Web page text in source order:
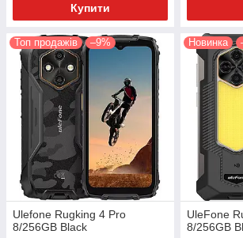
Купити
Топ продажів –9%
Ulefone Rugking 4 Pro
8/256GB Black
Новинка
UleFone
8/256GB